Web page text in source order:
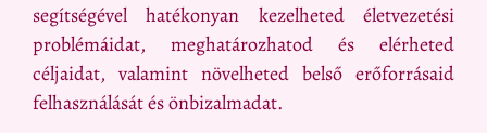
segítségével hatékonyan kezelheted életvezetési
problémáidat, meghatározhatod és elérheted
céljaidat, valamint növelheted belső erőforrásaid
felhasználását és önbizalmadat.